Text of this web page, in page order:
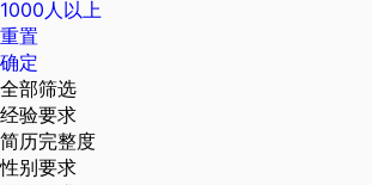
1000人以上
重置
确定
全部筛选
经验要求
简历完整度
性别要求